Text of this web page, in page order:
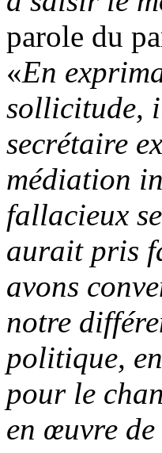
parole du
«En
sollicitude,
secrétaire
médiation
fallacieux
aurait pris
avons
notre
politique,
pour le
en œuvre